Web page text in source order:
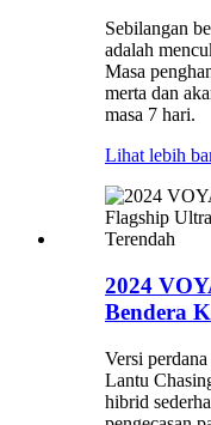
Sebilangan
adalah
Masa
merta dan
masa 7 hari.
Lihat lebih
2024
Bendera
Versi
Lantu
hibrid